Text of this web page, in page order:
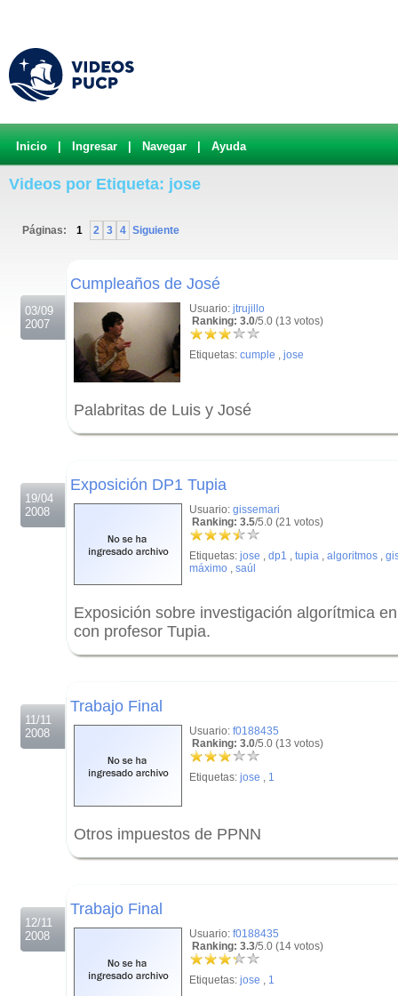
Inicio Ingresar Navegar Ayuda
Videos por Etiqueta: jose
Páginas: 1 2 3 4 Siguiente
03/09
2007
Cumpleaños de José
Usuario: jtrujillo
Ranking: 3.0/5.0 (13 votos)
Etiquetas: cumple , jose
Palabritas de Luis y José
19/04
2008
Exposición DP1 Tupia
Usuario: gissemari
Ranking: 3.5/5.0 (21 votos)
Etiquetas: jose , dp1 , tupia , algoritmos ,
máximo , saúl
Exposición sobre investigación algorítmica
con profesor Tupia.
11/11
2008
Trabajo Final
Usuario: f0188435
Ranking: 3.0/5.0 (13 votos)
Etiquetas: jose , 1
Otros impuestos de PPNN
12/11
2008
Trabajo Final
Usuario: f0188435
Ranking: 3.3/5.0 (14 votos)
Etiquetas: jose , 1